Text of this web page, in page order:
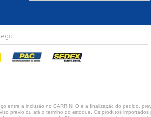
entre a inclusão no CARRINHO e a finalização do pedido,
prévio ou até o término do estoque. Os produtos